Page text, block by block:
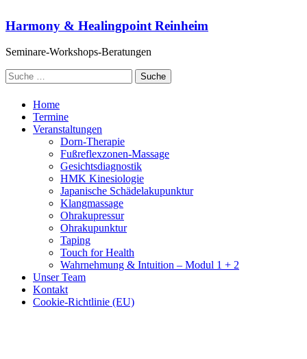
Inhalt
Harmony & Healingpoint Reinheim
Seminare-Workshops-Beratungen
Suche
nach:
Home
Termine
Veranstaltungen
Dorn-Therapie
Fußreflexzonen-Massage
Gesichtsdiagnostik
HMK Kinesiologie
Japanische Schädelakupunktur
Klangmassage
Ohrakupressur
Ohrakupunktur
Taping
Touch for Health
Wahrnehmung & Intuition – Modul 1 + 2
Unser Team
Kontakt
Cookie-Richtlinie (EU)